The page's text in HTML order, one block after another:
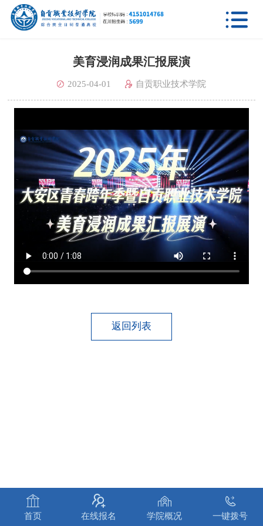

美育浸润成果汇报展演
2025-04-01 自贡职业技术学院
返回列表

首页

在线报名

学院概况

一键拨号